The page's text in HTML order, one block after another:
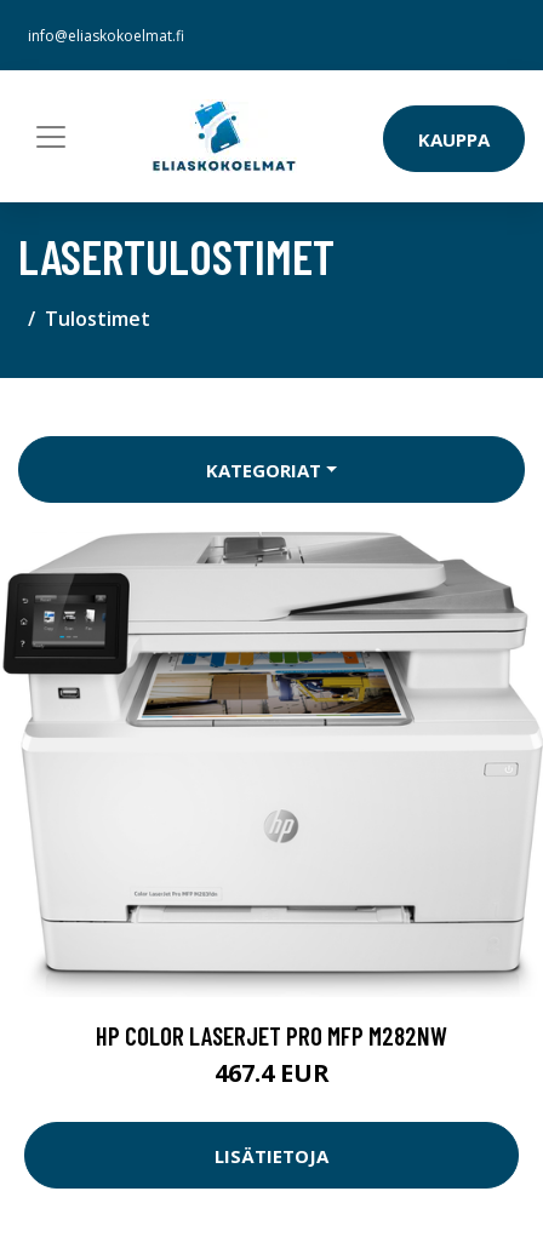
info@eliaskokoelmat.fi
KAUPPA
LASERTULOSTIMET
Tulostimet
KATEGORIAT
HP COLOR LASERJET PRO MFP M282NW
467.4 EUR
LISÄTIETOJA